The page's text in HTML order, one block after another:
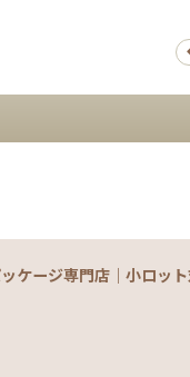
ージ専門店｜小ロッ